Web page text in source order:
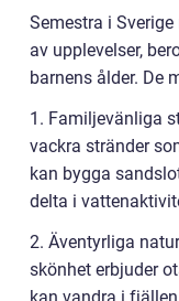
Semestra i
av upplevelser,
barnens ålder. De
1. Familjevänliga
vackra stränder
kan bygga
delta i
2. Äventyrliga
skönhet erbjuder